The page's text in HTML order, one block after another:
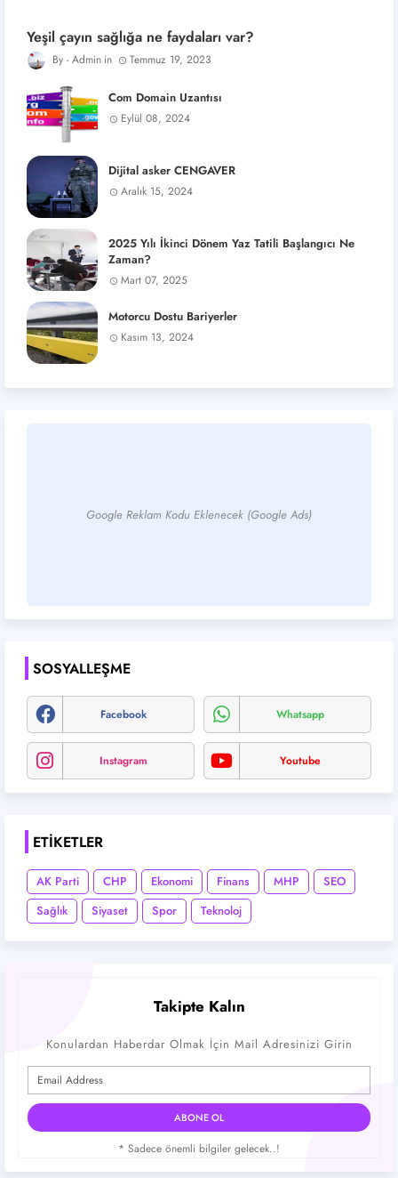
Yeşil çayın sağlığa ne faydaları var?
Admin Temmuz 19, 2023
Com Domain Uzantısı
Eylül 08, 2024
Dijital asker CENGAVER
Aralık 15, 2024
2025 Yılı İkinci Dönem Yaz Tatili Başlangıcı Ne
Zaman?
Mart 07, 2025
Motorcu Dostu Bariyerler
Kasım 13, 2024
Google Reklam Kodu Eklenecek (Google Ads)
SOSYALLEŞME
Facebook Whatsapp
Instagram Youtube
ETIKETLER
AK Parti CHP Ekonomi Finans MHP
SEO
Sağlık
Siyaset Spor Teknoloj
Takipte Kalın
Konulardan Haberdar Olmak İçin Mail Adresinizi Girin
* Sadece önemli bilgiler gelecek..!